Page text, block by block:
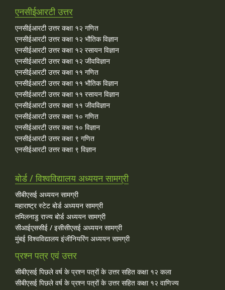
एनसीईआरटी उत्तर
एनसीईआरटी उत्तर कक्षा १२ गणित
एनसीईआरटी उत्तर कक्षा १२ भौतिक विज्ञान
एनसीईआरटी उत्तर कक्षा १२ रसायन विज्ञान
एनसीईआरटी उत्तर कक्षा १२ जीवविज्ञान
एनसीईआरटी उत्तर कक्षा ११ गणित
एनसीईआरटी उत्तर कक्षा ११ भौतिक विज्ञान
एनसीईआरटी उत्तर कक्षा ११ रसायन विज्ञान
एनसीईआरटी उत्तर कक्षा ११ जीवविज्ञान
एनसीईआरटी उत्तर कक्षा १० गणित
एनसीईआरटी उत्तर कक्षा १० विज्ञान
एनसीईआरटी उत्तर कक्षा ९ गणित
एनसीईआरटी उत्तर कक्षा ९ विज्ञान
बोर्ड / विश्वविद्यालय अध्ययन सामग्री
सीबीएसई अध्ययन सामग्री
महाराष्ट्र स्टेट बोर्ड अध्ययन सामग्री
तमिलनाडु राज्य बोर्ड अध्ययन सामग्री
सीआईएससीई / इसीसीएसई अध्ययन सामग्री
मुंबई विश्वविद्यालय इंजीनियरिंग अध्ययन सामग्री
प्रश्न पत्र एवं उत्तर
सीबीएसई पिछले वर्ष के प्रश्न पत्रों के उत्तर सहित कक्षा १२ कला
सीबीएसई पिछले वर्ष के प्रश्न पत्रों के उत्तर सहित कक्षा १२ वाणिज्य